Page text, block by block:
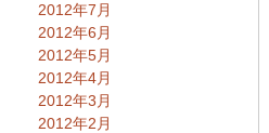
2012年7月
2012年6月
2012年5月
2012年4月
2012年3月
2012年2月